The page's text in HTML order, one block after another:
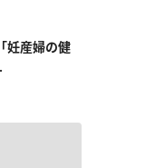
妊産婦の健